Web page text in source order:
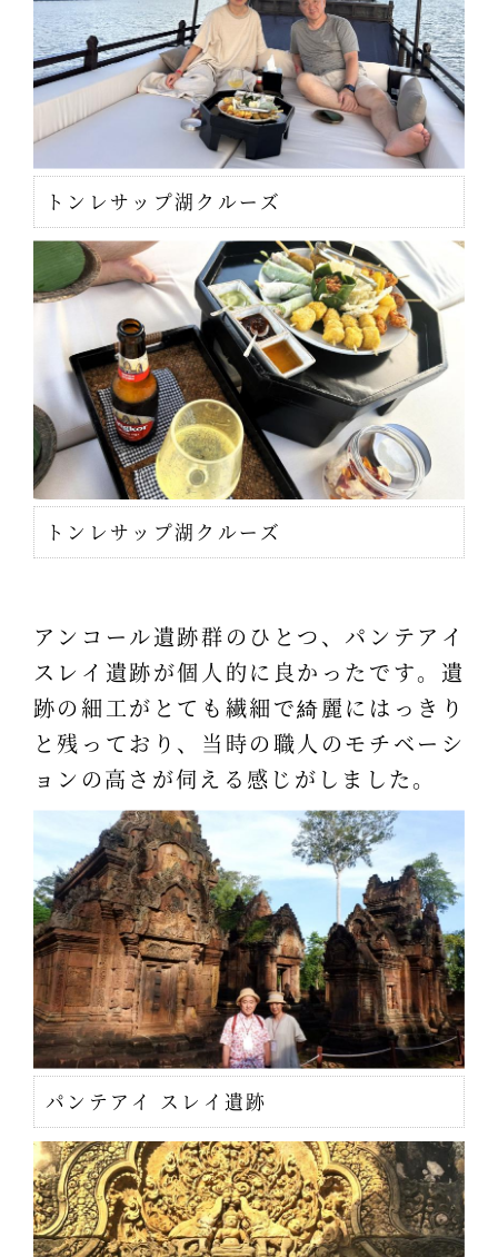
トンレサップ湖クルーズ
トンレサップ湖クルーズ
アンコール遺跡群のひとつ、パンテアイ
スレイ遺跡が個人的に良かったです。遺
跡の細工がとても繊細で綺麗にはっきり
と残っており、当時の職人のモチベーシ
ョンの高さが伺える感じがしました。
パンテアイ スレイ遺跡